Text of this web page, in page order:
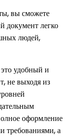
вы сможете
документ легко
людей,
удобный и
не выходя из
оформление
требованиями, а